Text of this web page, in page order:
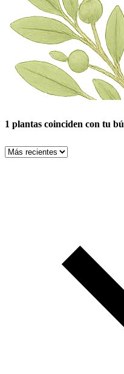
1 plantas coinciden con tu